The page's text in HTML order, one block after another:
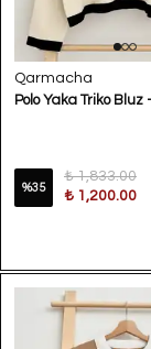
Qarmacha
Polo Yaka Triko Bluz
%35
₺ 1,833.00
₺ 1,200.00